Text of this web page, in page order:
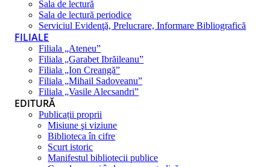
Sala de lectură
Sala de lectură periodice
Serviciul Evidenţă, Prelucrare, Informare Bibliografică
FILIALE
Filiala „Ateneu”
Filiala „Garabet Ibrăileanu”
Filiala „Ion Creangă”
Filiala „Mihail Sadoveanu”
Filiala „Vasile Alecsandri”
EDITURĂ
Publicații proprii
Misiune şi viziune
Biblioteca în cifre
Scurt istoric
Manifestul bibliotecii publice